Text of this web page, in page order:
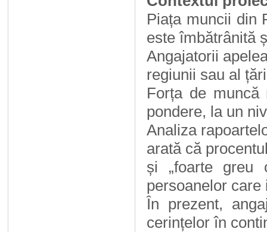
Piața muncii din
este îmbătrânită
Angajatorii
regiunii sau al
Forța de muncă
pondere, la un
Analiza
arată că
și „foarte greu
persoanelor
În prezent,
cerințelor în